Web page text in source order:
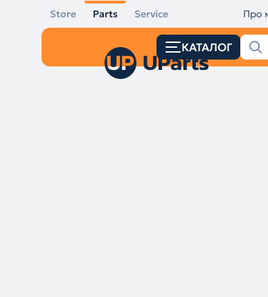
Store Parts Service Про
КАТАЛОГ